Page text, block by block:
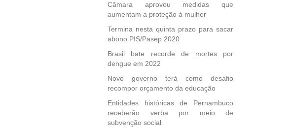
Câmara aprovou medidas que
aumentam a proteção à mulher
Termina nesta quinta prazo para sacar
abono PIS/Pasep 2020
Brasil bate recorde de mortes por
dengue em 2022
Novo governo terá como desafio
recompor orçamento da educação
Entidades históricas de Pernambuco
receberão verba por meio de
subvenção social